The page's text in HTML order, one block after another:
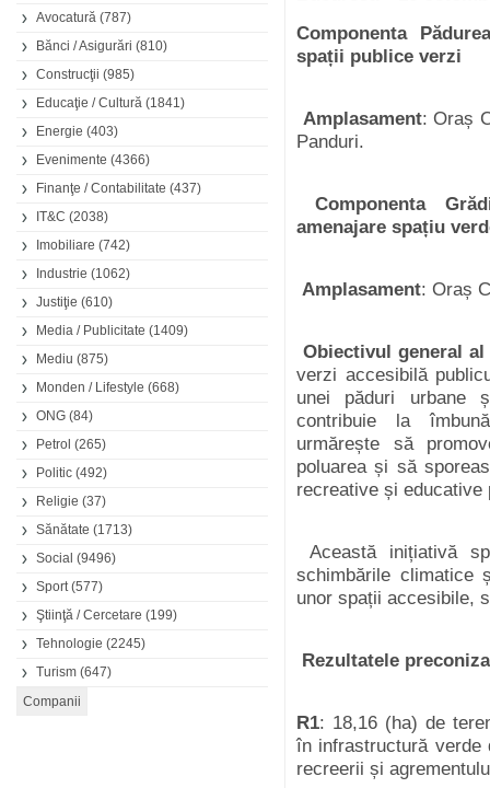
Avocatură (787)
Bănci / Asigurări (810)
Construcţii (985)
Educaţie / Cultură (1841)
Energie (403)
Evenimente (4366)
Finanţe / Contabilitate (437)
IT&C (2038)
Imobiliare (742)
Industrie (1062)
Justiţie (610)
Media / Publicitate (1409)
Mediu (875)
Monden / Lifestyle (668)
ONG (84)
Petrol (265)
Politic (492)
Religie (37)
Sănătate (1713)
Social (9496)
Sport(577)
Ştiinţă / Cercetare (199)
Tehnologie (2245)
Turism (647)
Componenta Pădurea
spații publice verzi
Amplasament:Oraș
Panduri.
Componenta
amenajare spațiu
Amplasament: Oraș
Obiectivul general al
verzi accesibilă
unei
păduri urbane
contribuie laîmbun
urmărește
să
poluarea și să
recreative și educative
Această inițiativă
schimbările climatice
unor spații accesibile,
Rezultatele
R1: 18,16 (ha) de
în infrastructură verde
recreerii și